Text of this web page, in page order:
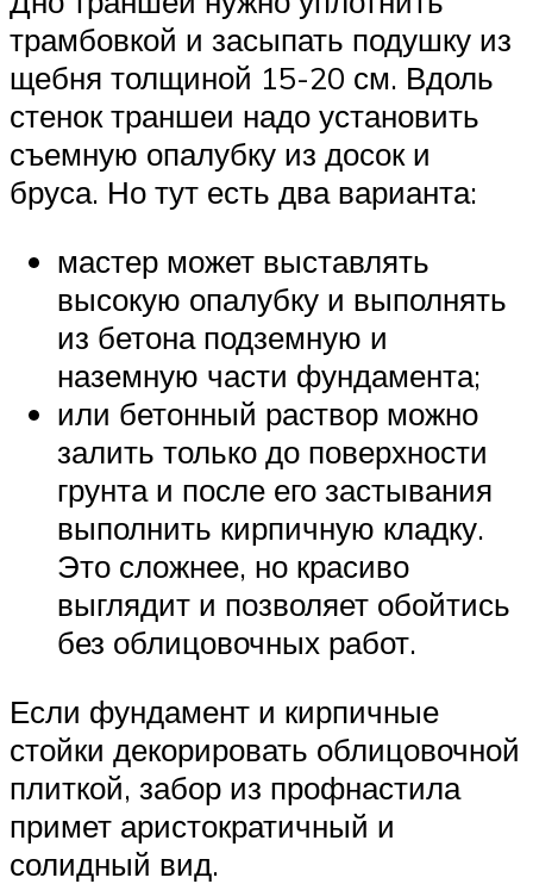
трамбовкой и засыпать подушку из
щебня толщиной 15-20 см. Вдоль
стенок траншеи надо установить
съемную опалубку из досок и
бруса. Но тут есть два варианта:
мастер может выставлять
высокую опалубку и выполнять
из бетона подземную и
наземную части фундамента;
или бетонный раствор можно
залить только до поверхности
грунта и после его застывания
выполнить кирпичную кладку.
Это сложнее, но красиво
выглядит и позволяет обойтись
без облицовочных работ.
Если фундамент и кирпичные
стойки декорировать облицовочной
плиткой, забор из профнастила
примет аристократичный и
солидный вид.